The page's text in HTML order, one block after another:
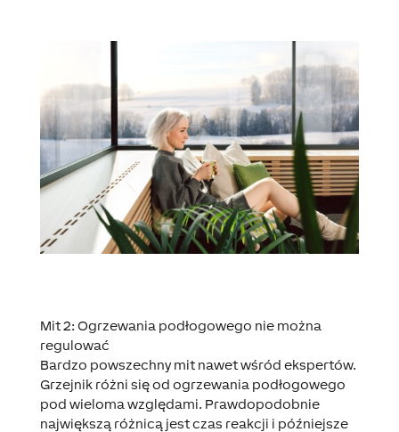
Mit 2: Ogrzewania podłogowego nie można
regulować
Bardzo powszechny mit nawet wśród ekspertów.
Grzejnik różni się od ogrzewania podłogowego
pod wieloma względami. Prawdopodobnie
największą różnicą jest czas reakcji i późniejsze